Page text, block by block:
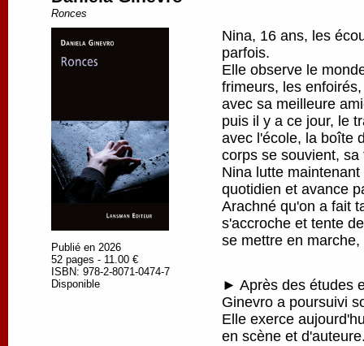
Ronces
Publié en 2026
52 pages - 11.00 €
ISBN: 978-2-8071-0474-7
Disponible
Nina, 16 ans, les
parfois.
Elle observe le
frimeurs, les
avec sa meilleure
puis il y a ce jour, le
avec l'école, la boîte
corps se souvient,
Nina lutte
quotidien et avance
Arachné qu'on a fait
s'accroche et tente
se mettre en
► Après des études
Ginevro a poursuivi
Elle exerce
en scène et